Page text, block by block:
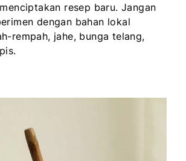
resep baru. Jangan
dengan bahan lokal
rempah, jahe, bunga telang,